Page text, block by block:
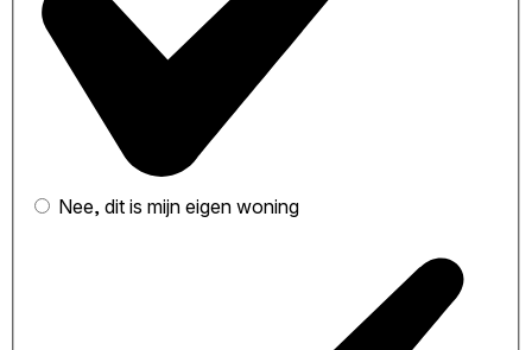
Nee, dit is mijn eigen woning